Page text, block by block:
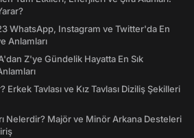
WhatsApp, Instagram ve Twitter'da En
Anlamları
Z'ye Gündelik Hayatta En Sık
Erkek Tavlası ve Kız Tavlası Diziliş Şekilleri
Nelerdir? Majör ve Minör Arkana Desteleri